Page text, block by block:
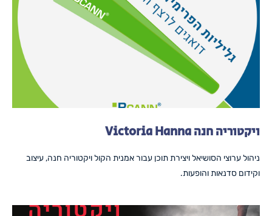
ויקטוריה חנה Victoria Hanna
ניהול ערוצי הסושיאל ויצירת תוכן עבור אמנית הקול ויקטוריה חנה, עיצוב
וקידום סדנאות והופעות.